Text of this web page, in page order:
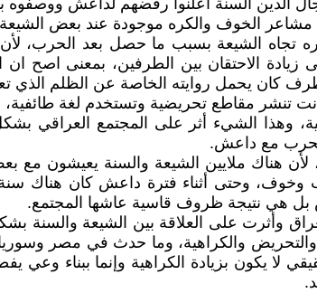
الدين السنة أعلنوا رفضهم لداعش
الخوف والكره موجودة عند بعض الشيعة
تجاه الشيعة بسبب ما حصل بعد الحرب،
الاحتقان بين الطرفين، بمعنى اصح
طرف كان يحمل روايته الخاصة عن الظلم الذي
تنشر مقاطع تحريضية وتستخدم لغة طائفية،
وهذا الشيء أثر على المجتمع العراقي
مع داعش.
لأن هناك ملايين الشيعة والسنة يعيشون
وخوف، وحتى أثناء فترة داعش كان هناك
بل هي نتيجة ظروف قاسية عاشها المجتمع.
وأثرت على العلاقة بين الشيعة والسنة
والكراهية، وما حدث في مصر وسوريا
لا يكون بزيادة الكراهية وإنما ببناء وعي